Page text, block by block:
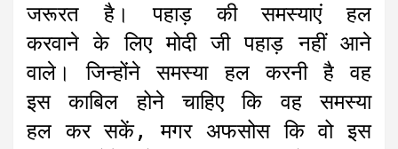
जरूरत है। पहाड़ की समस्याएं हल
करवाने के लिए मोदी जी पहाड़ नहीं आने
वाले। जिन्होंने समस्या हल करनी है वह
इस काबिल होने चाहिए कि वह समस्या
हल कर सकें, मगर अफसोस कि वो इस